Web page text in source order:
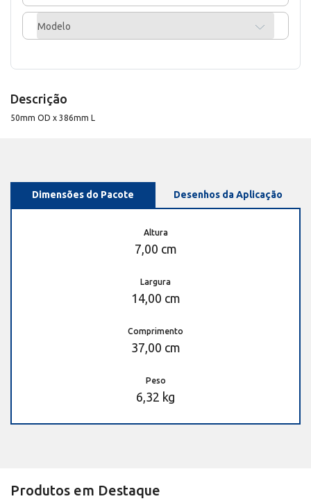
Modelo
Descrição
50mm OD x 386mm L
Dimensões do Pacote Desenhos da Aplicação
Altura
7,00 cm
Largura
14,00 cm
Comprimento
37,00 cm
Peso
6,32 kg
Produtos em Destaque